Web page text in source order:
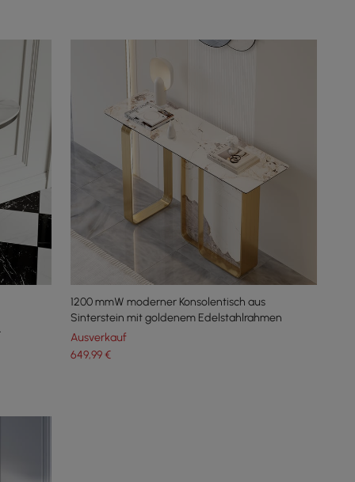
1200 mmW moderner Konsolentisch aus
Sinterstein mit goldenem Edelstahlrahmen
Ausverkauf
649,99€